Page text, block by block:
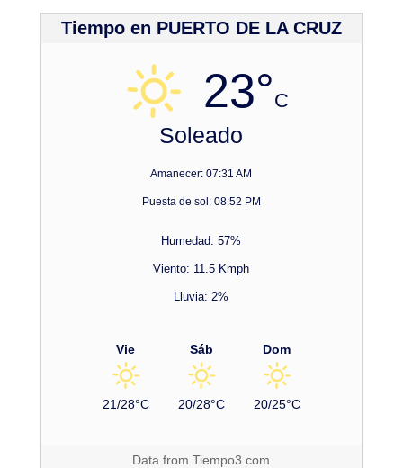
Tiempo en PUERTO DE LA CRUZ
23°C
Soleado
Amanecer: 07:31 AM
Puesta de sol: 08:52 PM
Humedad: 57%
Viento: 11.5 Kmph
Lluvia: 2%
Vie
21/28°C
Sáb
20/28°C
Dom
20/25°C
Data fromTiempo3.com